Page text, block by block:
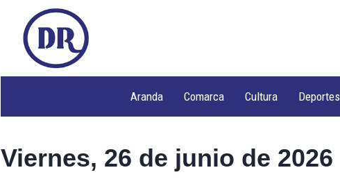
Aranda Comarca Cultura Deportes
Viernes, 26 de junio de 2026